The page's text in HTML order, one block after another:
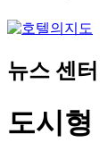
뉴스 센터
도시